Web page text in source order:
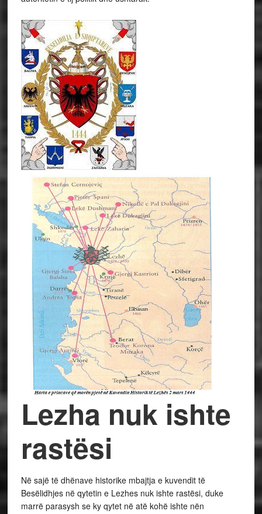
Lezha nuk ishte
rastësi
Në sajë të dhënave historike mbajtja e kuvendit të
Besëlidhjes në qytetin e Lezhes nuk ishte rastësi, duke
marrë parasysh se ky qytet në atë kohë ishte nën